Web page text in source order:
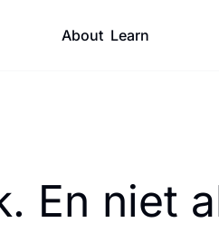
About Learn
En niet